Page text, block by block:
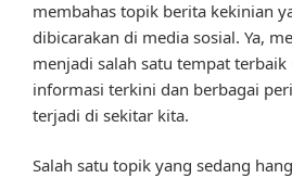
membahas topik berita kekinian
dibicarakan di media sosial. Ya,
menjadi salah satu tempat
informasi terkini dan berbagai
terjadi di sekitar kita.
Salah satu topik yang sedang